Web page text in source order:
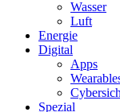
Wasser
Luft
Energie
Digital
Apps
Spezial